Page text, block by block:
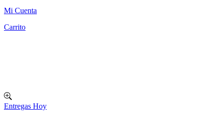
Mi Cuenta
Carrito
Entregas Hoy